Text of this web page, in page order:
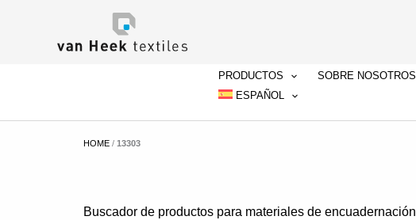
PRODUCTOS SOBRE NOSOTROS
ESPAÑOL
HOME / 13303
Buscador de productos para materiales de encuadernación